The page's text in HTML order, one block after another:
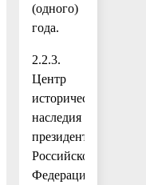
(одного)
года.
2.2.3.
Центр
исторического
наследия
президентов
Российской
Федерации,